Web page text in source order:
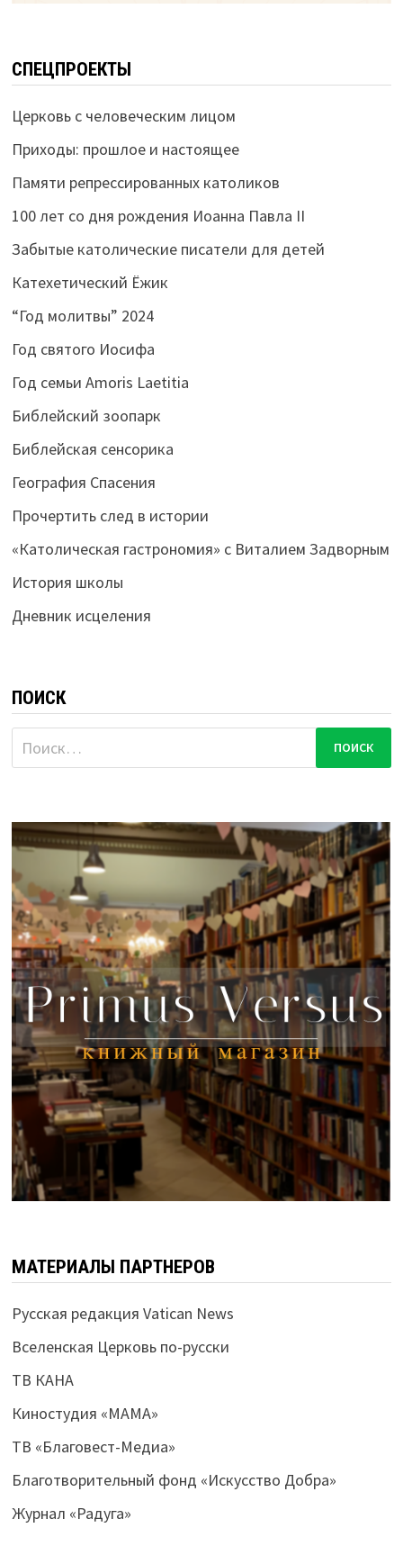
СПЕЦПРОЕКТЫ
Церковь с человеческим лицом
Приходы: прошлое и настоящее
Памяти репрессированных католиков
100 лет со дня рождения Иоанна Павла II
Забытые католические писатели для детей
Катехетический Ёжик
“Год молитвы” 2024
Год святого Иосифа
Год семьи Amoris Laetitia
Библейский зоопарк
Библейская сенсорика
География Спасения
Прочертить след в истории
«Католическая гастрономия» с Виталием Задворным
История школы
Дневник исцеления
ПОИСК
Найти:
МАТЕРИАЛЫ ПАРТНЕРОВ
Русская редакция Vatican News
Вселенская Церковь по-русски
ТВ КАНА
Киностудия «МАМА»
ТВ «Благовест-Медиа»
Благотворительный фонд «Искусство Добра»
Журнал «Радуга»